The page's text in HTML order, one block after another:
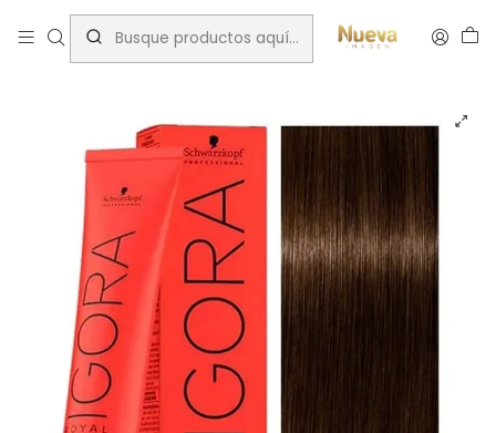
Inicio Tintes por Marca Igora Royal
IGORA 60ML CASTAÑO CLARO NAT. INTEN. 5-00